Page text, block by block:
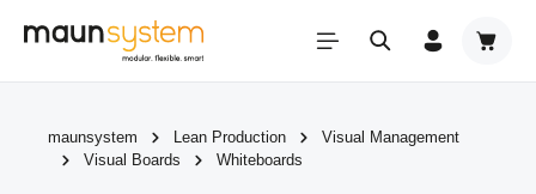
Zum Hauptinhalt springen
maunsystem Lean Production
Visual Management
Visual Boards
Whiteboards